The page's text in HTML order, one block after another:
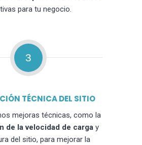
para tu negocio.
3
TÉCNICA DEL SITIO
mejoras técnicas, como la
de la velocidad de carga y
del sitio, para mejorar la